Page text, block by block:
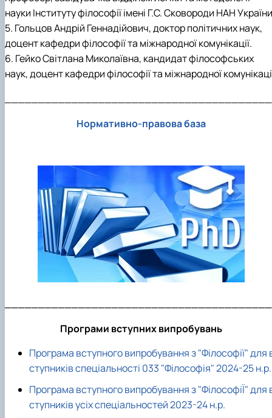
науки Інституту філософії імені Г.С. Сковороди НАН
5. Гольцов Андрій Геннадійович, доктор політичних наук,
доцент кафедри філософії та міжнародної комунікації.
6. Гейко Світлана Миколаївна, кандидат філософських
наук, доцент кафедри філософії та міжнародної
Нормативно-правова база
Програми вступних випробувань
Програма вступного випробування з "Філософії" для
ступників спеціальності 033 "Філософія" 2024-25 н.р.
Програма вступного випробування з "ФілософіЇ" для
ступників усіх спеціальностей 2023-24 н.р.